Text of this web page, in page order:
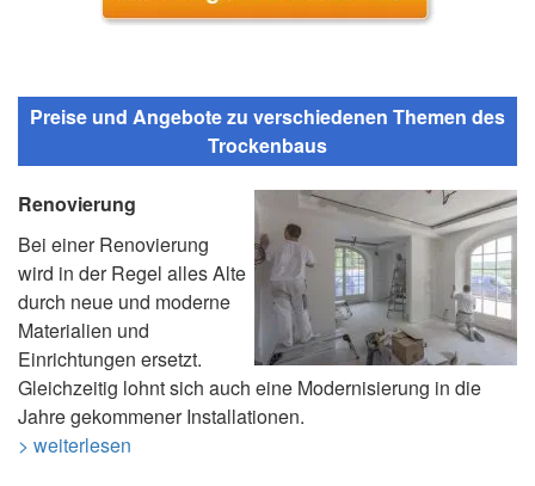
Preise und Angebote zu verschiedenen Themen des
Trockenbaus
Renovierung
Bei einer Renovierung
wird in der Regel alles Alte
durch neue und moderne
Materialien und
Einrichtungen ersetzt.
Gleichzeitig lohnt sich auch eine Modernisierung in die
Jahre gekommener Installationen.
> weiterlesen